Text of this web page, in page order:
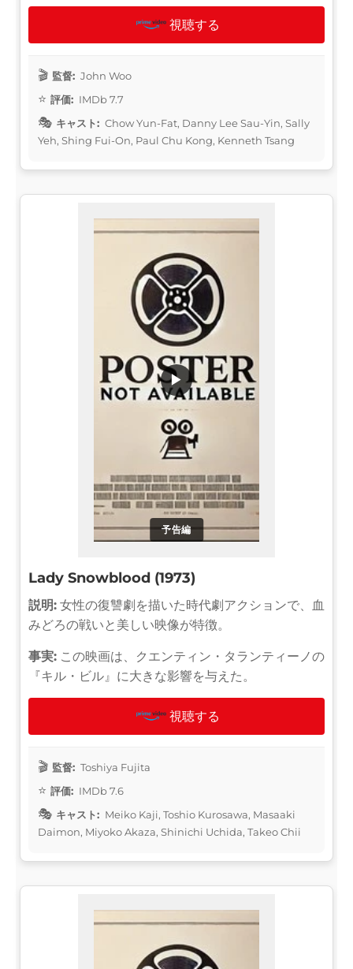
視聴する
監督: John Woo
評価: IMDb 7.7
キャスト: Chow Yun-Fat, Danny Lee Sau-Yin, Sally
Yeh, Shing Fui-On, Paul Chu Kong, Kenneth Tsang
予告編
▶
Lady Snowblood (1973)
説明: 女性の復讐劇を描いた時代劇アクションで、血
みどろの戦いと美しい映像が特徴。
事実: この映画は、クエンティン・タランティーノの
『キル・ビル』に大きな影響を与えた。
視聴する
監督: Toshiya Fujita
評価: IMDb 7.6
キャスト: Meiko Kaji, Toshio Kurosawa, Masaaki
Daimon, Miyoko Akaza, Shinichi Uchida, Takeo Chii